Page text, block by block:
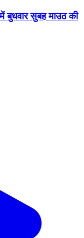
बुधवार सुबह माउठ की